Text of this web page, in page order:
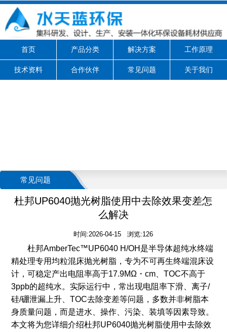
首页 产品分类 解决方案 工作原理
技术资料 合作伙伴 常见问题 关于我们
常见问题
杜邦UP6040抛光树脂使用中去除效果变差怎
么解决
时间:2026-04-15 浏览:126
杜邦AmberTec™UP6040 H/OH是半导体超纯水终端
精处理专用均粒混床抛光树脂，专为不可再生终端混床设
计，可稳定产出电阻率高于17.9MΩ・cm、TOC不高于
3ppb的超纯水。实际运行中，常出现电阻率下滑、离子/
硅/硼泄漏上升、TOC去除变差等问题，多数并非树脂本
身质量问题，而是进水、操作、污染、装填等因素导致。
本文将为您详细介绍杜邦UP6040抛光树脂使用中去除效